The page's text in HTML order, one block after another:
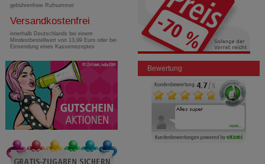
gebührenfreie Rufnummer
Versandkostenfrei
innerhalb Deutschlands bei einem
Mindestbestellwert von 13,99 Euro oder bei
Einsendung eines Kassenrezeptes
Bewertung